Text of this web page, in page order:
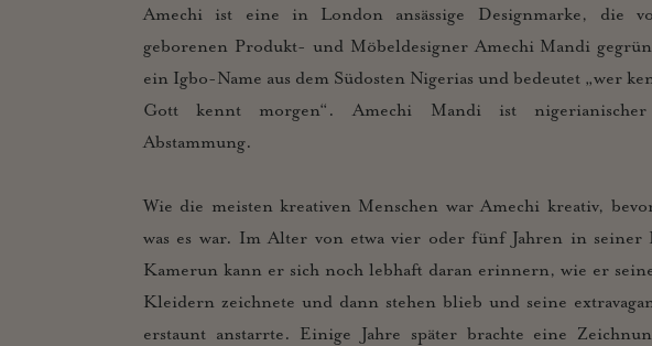
Amechi ist eine in London ansässige Designmarke, die
geborenen Produkt- und Möbeldesigner Amechi Mandi
ein Igbo-Name aus dem Südosten Nigerias und bedeutet „wer
Gott kennt morgen“. Amechi Mandi ist nigerianischer
Abstammung.
Wie die meisten kreativen Menschen war Amechi kreativ,
was es war. Im Alter von etwa vier oder fünf Jahren in seiner
Kamerun kann er sich noch lebhaft daran erinnern, wie er
Kleidern zeichnete und dann stehen blieb und seine
erstaunt anstarrte. Einige Jahre später brachte eine